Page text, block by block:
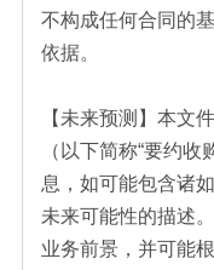
不构成任何合同的
依据。
【未来预测】本文
（以下简称“要约
息，如可能包含诸如
未来可能性的描述
业务前景，并可能